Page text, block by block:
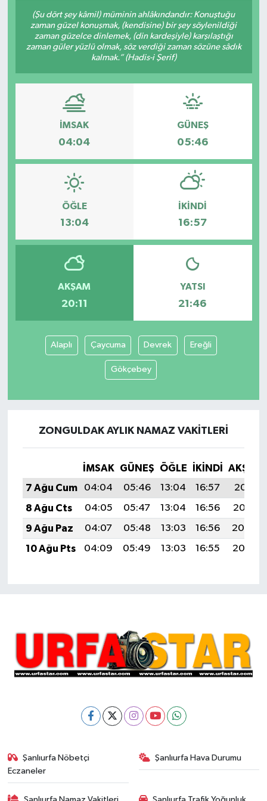
(Şu dört şey kâmil) müminin ahlâkındandır: Konuştuğu
zaman güzel konuşmak, (kendisine) bir şey söylenildiği
zaman güzelce dinlemek, (din kardeşiyle) karşılaştığı
zaman güler yüzlü olmak, söz verdiği zaman sözüne sâdık
kalmak.” (Hadis-i Şerif)
İMSAK
04:04
GÜNEŞ
05:46
ÖĞLE
13:04
İKINDI
16:57
AKŞAM
20:11
YATSI
21:46
Alaplı Çaycuma Devrek Ereğli
Gökçebey
ZONGULDAK AYLIK NAMAZ VAKITLERI
İMSAK GÜNEŞ ÖĞLE İKINDI
AKŞAM
7 Ağu Cum
04:04 05:46 13:04 16:57
20:11
8 Ağu Cts
04:05 05:47 13:04 16:56
20:10
9 Ağu Paz
04:07 05:48 13:03 16:56
20:09
10 Ağu Pts
04:09 05:49 13:03 16:55 20:07
Şanlıurfa Nöbetçi
Eczaneler
Şanlıurfa Hava Durumu